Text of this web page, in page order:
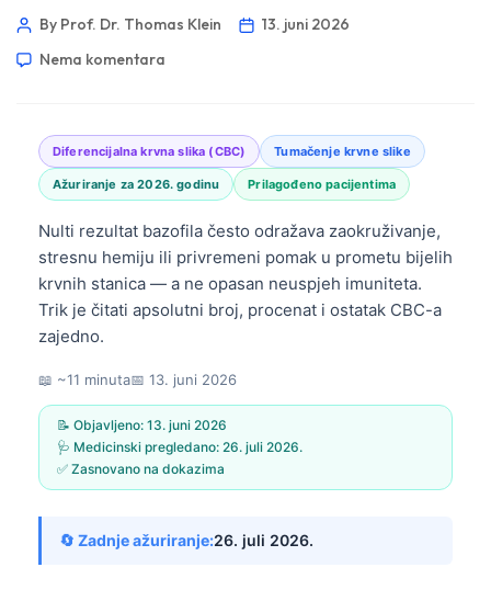
By Prof. Dr. Thomas Klein
13. juni 2026
Nema komentara
Diferencijalna krvna slika (CBC) Tumačenje krvne slike
Ažuriranje za 2026. godinu Prilagođeno pacijentima
Nulti rezultat bazofila često odražava zaokruživanje,
stresnu hemiju ili privremeni pomak u prometu bijelih
krvnih stanica — a ne opasan neuspjeh imuniteta.
Trik je čitati apsolutni broj, procenat i ostatak CBC-a
zajedno.
📖 ~11 minuta📅 13. juni 2026
📝 Objavljeno: 13. juni 2026
🩺 Medicinski pregledano: 26. juli 2026.
✅ Zasnovano na dokazima
🔄 Zadnje ažuriranje:26. juli 2026.